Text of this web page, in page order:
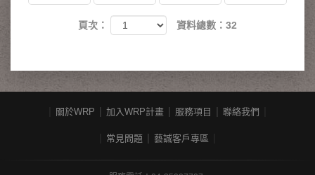
頁次： 資料總數：32
關於WRP 加入WRP計畫 服務項目 聯絡我們
常見問題 藝誠客戶專區